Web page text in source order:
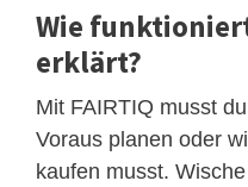
Wie
erklärt?
Mit FAIRTIQ musst
Voraus planen oder
kaufen musst.